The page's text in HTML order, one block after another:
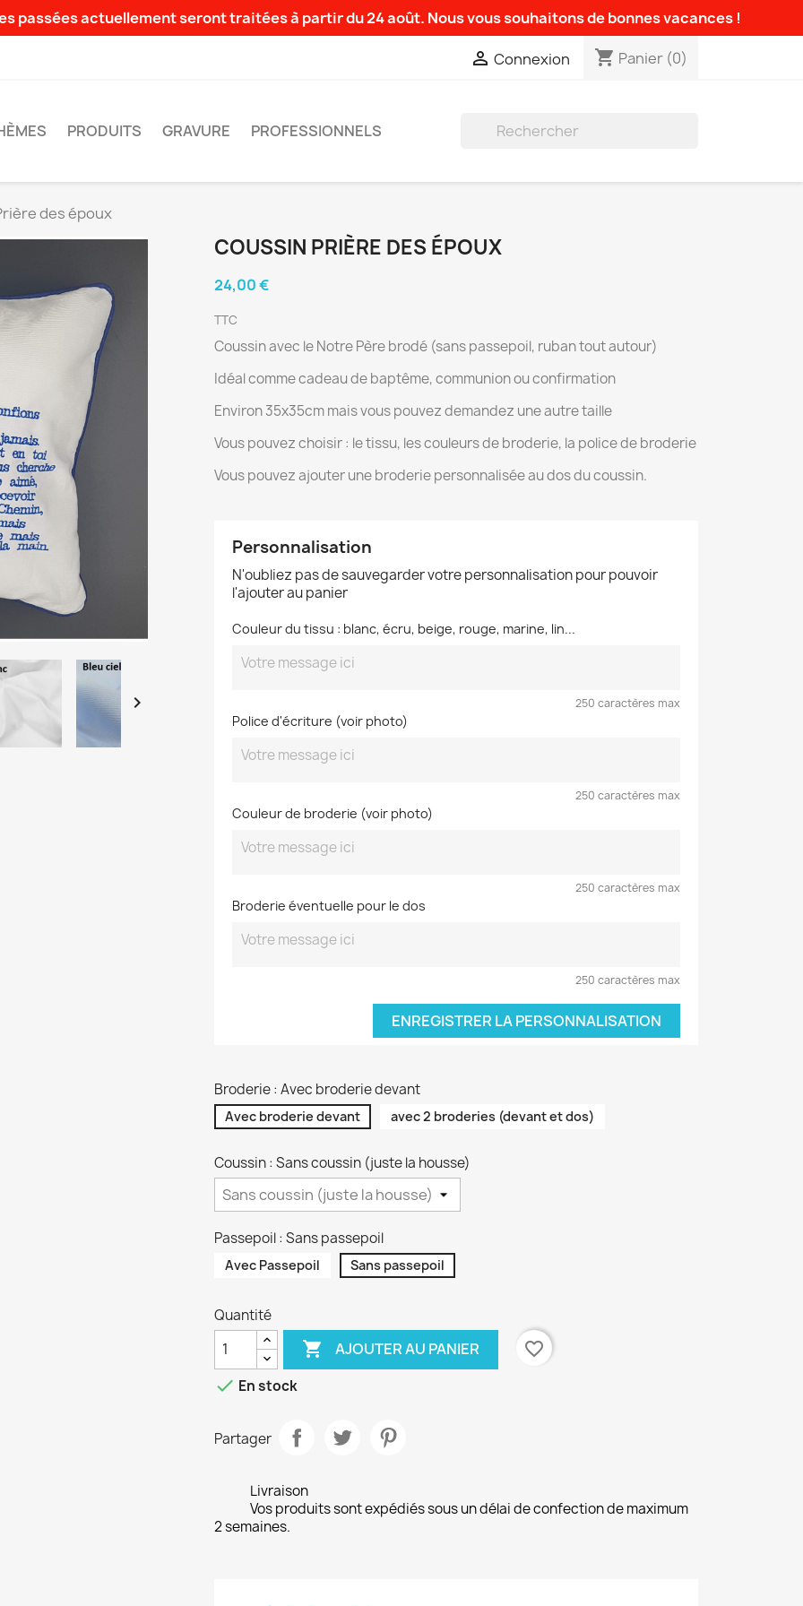
passées actuellement seront traitées à partir du 24 août. Nous vous souhaitons de bonnes vacances !
 Connexion shopping_cart Panier (0)
PRODUITS GRAVURE PROFESSIONNELS
des époux

COUSSIN PRIÈRE DES ÉPOUX
24,00 €
TTC
Coussin avec le Notre Père brodé (sans passepoil, ruban tout autour)
Idéal comme cadeau de baptême, communion ou confirmation
Environ 35x35cm mais vous pouvez demandez une autre taille
Vous pouvez choisir : le tissu, les couleurs de broderie, la police de broderie
Vous pouvez ajouter une broderie personnalisée au dos du coussin.
Personnalisation
N'oubliez pas de sauvegarder votre personnalisation pour pouvoir
l'ajouter au panier
Couleur du tissu : blanc, écru, beige, rouge, marine, lin...
250 caractères max
Police d'écriture (voir photo)
250 caractères max
Couleur de broderie (voir photo)
250 caractères max
Broderie éventuelle pour le dos
250 caractères max
ENREGISTRER LA PERSONNALISATION
Broderie : Avec broderie devant
Avec broderie devant avec 2 broderies (devant et dos)
Coussin : Sans coussin (juste la housse)
Passepoil : Sans passepoil
Avec Passepoil Sans passepoil
Quantité
 AJOUTER AU PANIER
favorite_border
 En stock
Partager
Livraison
Vos produits sont expédiés sous un délai de confection de maximum
2 semaines.